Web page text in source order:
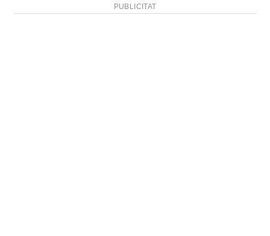
PUBLICITAT